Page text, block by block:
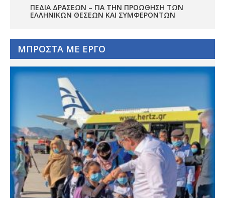
ΠΕΔΊΑ ΔΡΆΣΕΩΝ – ΓΙΑ ΤΗΝ ΠΡΟΏΘΗΣΗ ΤΩΝ
ΕΛΛΗΝΙΚΏΝ ΘΈΣΕΩΝ ΚΑΙ ΣΥΜΦΕΡΌΝΤΩΝ
ΜΠΡΟΣΤΑ ΜΕ ΕΡΓΟ